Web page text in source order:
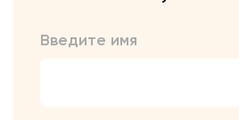
Введите имя